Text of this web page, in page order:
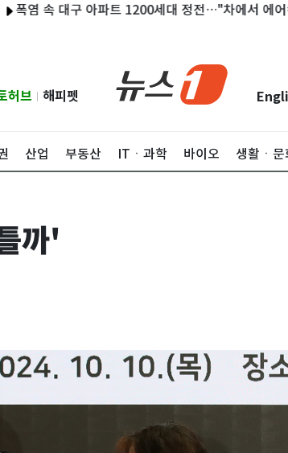
대구 아파트 1200세대 정전…"차에서 에어컨 켜
허브 해피펫
산업 부동산 ITㆍ과학 바이오 생활ㆍ문
까'